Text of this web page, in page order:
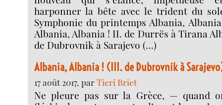
harponner la bête avec le trident du
Symphonie du printemps Albania,
Albania, Albania ! II. de Durrës à Tirana
de Dubrovnik à Sarajevo (…)
Albania, Albania ! (III. de Dubrovnik à
17 août 2017, parTieri Briet
Ne pleure pas sur la Grèce, — quand